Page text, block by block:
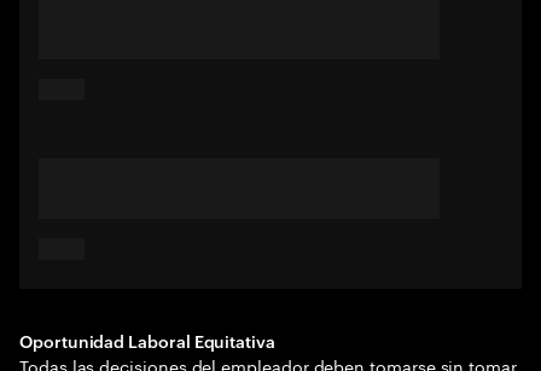
Oportunidad Laboral Equitativa
Todas las decisiones del empleador deben tomarse sin tomar